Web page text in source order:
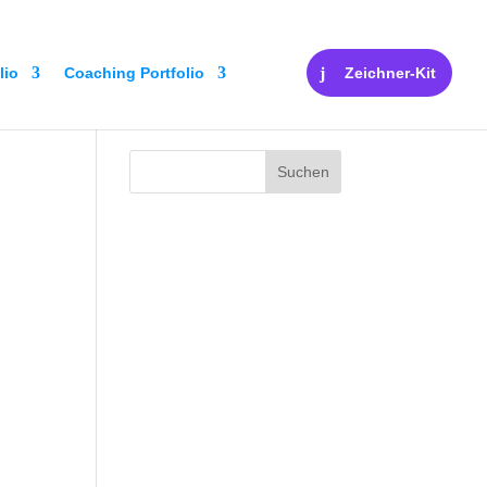
Coaching Portfolio Zeichner-Kit